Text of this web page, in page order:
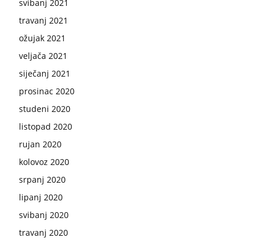
svibanj 2021
travanj 2021
ožujak 2021
veljača 2021
siječanj 2021
prosinac 2020
studeni 2020
listopad 2020
rujan 2020
kolovoz 2020
srpanj 2020
lipanj 2020
svibanj 2020
travanj 2020